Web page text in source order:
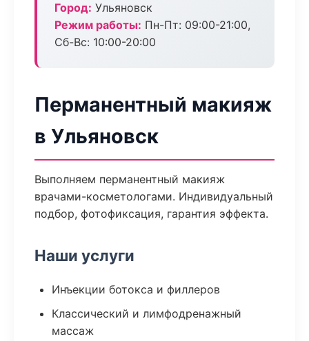
Город: Ульяновск
Режим работы: Пн-Пт: 09:00-21:00,
Сб-Вс: 10:00-20:00
Перманентный макияж
в Ульяновск
Выполняем перманентный макияж
врачами-косметологами. Индивидуальный
подбор, фотофиксация, гарантия эффекта.
Наши услуги
Инъекции ботокса и филлеров
Классический и лимфодренажный
массаж